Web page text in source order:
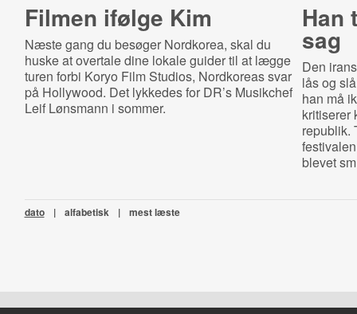
Filmen ifølge Kim
Næste gang du besøger Nordkorea, skal du
huske at overtale dine lokale guider til at lægge
turen forbi Koryo Film Studios, Nordkoreas svar
på Hollywood. Det lykkedes for DR’s Musikchef
Leif Lønsmann i sommer.
Han
sag
Den
lås og
han må
kritiserer
republik.
blevet
dato | alfabetisk | mest læste